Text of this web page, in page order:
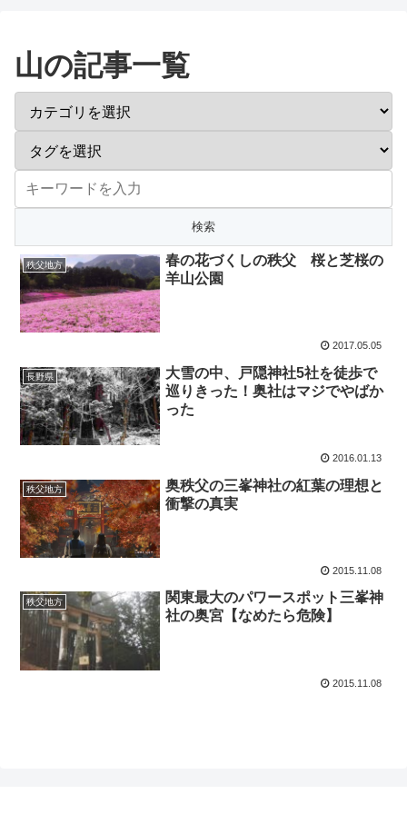
山の記事一覧
秩父地方
春の花づくしの秩父 桜と芝桜の
羊山公園
2017.05.05
長野県
大雪の中、戸隠神社5社を徒歩で
巡りきった！奥社はマジでやばか
った
2016.01.13
秩父地方
奥秩父の三峯神社の紅葉の理想と
衝撃の真実
2015.11.08
秩父地方
関東最大のパワースポット三峯神
社の奥宮【なめたら危険】
2015.11.08